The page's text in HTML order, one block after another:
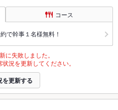
コース
で幹事１名様無料！
に失敗しました。
況を更新してください。
を更新する